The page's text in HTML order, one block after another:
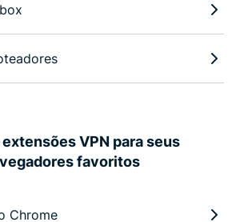
VPN para seus
favoritos
Chrome